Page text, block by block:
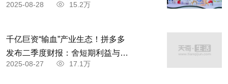
2025-08-28 15.2万
千亿巨资“输血”产业生态！拼多多
发布二季度财报：舍短期利益与商
家共赴高质量发展
2025-08-27 17.1万